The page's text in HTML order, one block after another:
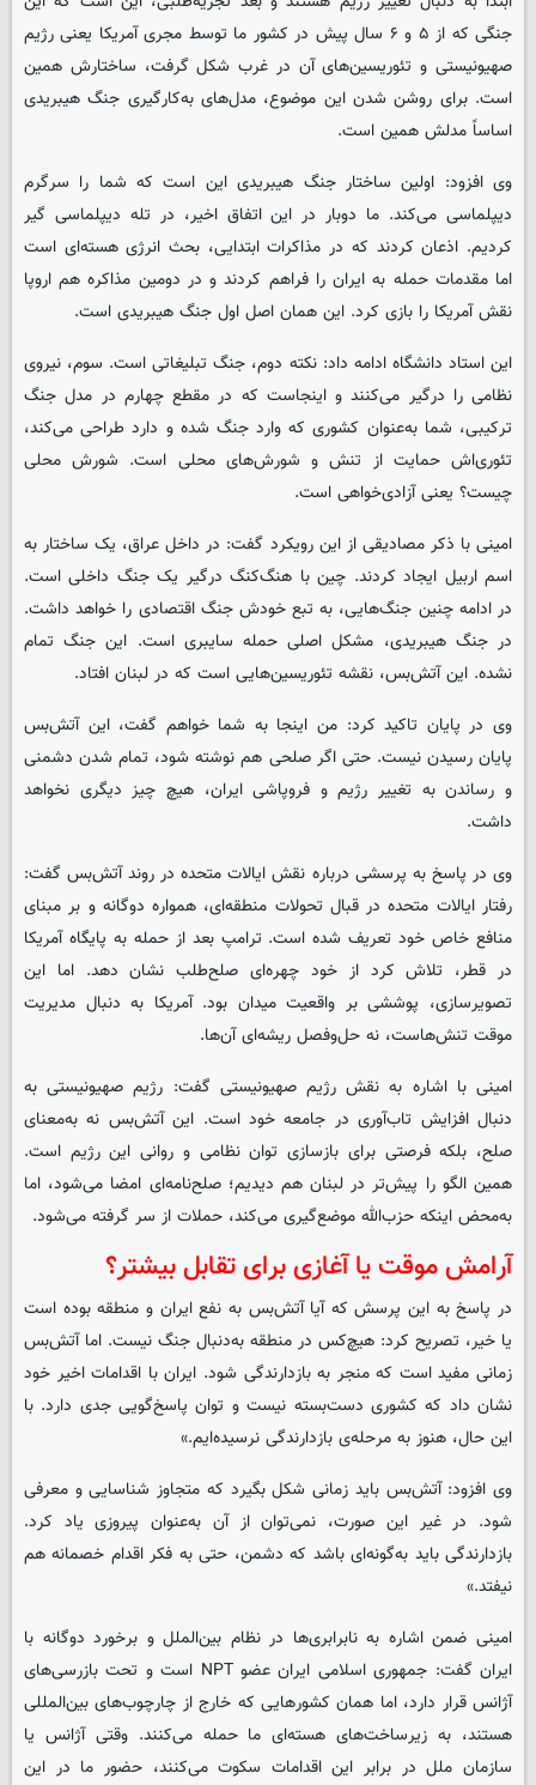
جنگی که از ۵ و ۶ سال پیش در کشور ما توسط مجری آمریکا یعنی رژیم
صهیونیستی و تئوریسین‌های آن در غرب شکل گرفت، ساختارش همین
است. برای روشن شدن این موضوع، مدل‌های به‌کارگیری جنگ هیبریدی
اساساً مدلش همین است.
وی افزود: اولین ساختار جنگ هیبریدی این است که شما را سرگرم
دیپلماسی می‌کند. ما دوبار در این اتفاق اخیر، در تله دیپلماسی گیر
کردیم. اذعان کردند که در مذاکرات ابتدایی، بحث انرژی هسته‌ای است
اما مقدمات حمله به ایران را فراهم کردند و در دومین مذاکره هم اروپا
نقش آمریکا را بازی کرد. این همان اصل اول جنگ هیبریدی است.
این استاد دانشگاه ادامه داد: نکته دوم، جنگ تبلیغاتی است. سوم، نیروی
نظامی را درگیر می‌کنند و اینجاست که در مقطع چهارم در مدل جنگ
ترکیبی، شما به‌عنوان کشوری که وارد جنگ شده و دارد طراحی می‌کند،
تئوری‌اش حمایت از تنش و شورش‌های محلی است. شورش محلی
چیست؟ یعنی آزادی‌خواهی است.
امینی با ذکر مصادیقی از این رویکرد گفت: در داخل عراق، یک ساختار به
اسم اربیل ایجاد کردند. چین با هنگ‌کنگ درگیر یک جنگ داخلی است.
در ادامه چنین جنگ‌هایی، به تبع خودش جنگ اقتصادی را خواهد داشت.
در جنگ هیبریدی، مشکل اصلی حمله سایبری است. این جنگ تمام
نشده. این آتش‌بس، نقشه تئوریسین‌هایی است که در لبنان افتاد.
وی در پایان تاکید کرد: من اینجا به شما خواهم گفت، این آتش‌بس
پایان رسیدن نیست. حتی اگر صلحی هم نوشته شود، تمام شدن دشمنی
و رساندن به تغییر رژیم و فروپاشی ایران، هیچ چیز دیگری نخواهد
داشت.
وی در پاسخ به پرسشی درباره نقش ایالات متحده در روند آتش‌بس گفت:
رفتار ایالات متحده در قبال تحولات منطقه‌ای، همواره دوگانه و بر مبنای
منافع خاص خود تعریف شده است. ترامپ بعد از حمله به پایگاه آمریکا
در قطر، تلاش کرد از خود چهره‌ای صلح‌طلب نشان دهد. اما این
تصویرسازی، پوششی بر واقعیت میدان بود. آمریکا به دنبال مدیریت
موقت تنش‌هاست، نه حل‌وفصل ریشه‌ای آن‌ها.
امینی با اشاره به نقش رژیم صهیونیستی گفت: رژیم صهیونیستی به
دنبال افزایش تاب‌آوری در جامعه خود است. این آتش‌بس نه به‌معنای
صلح، بلکه فرصتی برای بازسازی توان نظامی و روانی این رژیم است.
همین الگو را پیش‌تر در لبنان هم دیدیم؛ صلح‌نامه‌ای امضا می‌شود، اما
به‌محض اینکه حزب‌الله موضع‌گیری می‌کند، حملات از سر گرفته می‌شود.
آرامش موقت یا آغازی برای تقابل بیشتر؟
در پاسخ به این پرسش که آیا آتش‌بس به نفع ایران و منطقه بوده است
یا خیر، تصریح کرد: هیچ‌کس در منطقه به‌دنبال جنگ نیست. اما آتش‌بس
زمانی مفید است که منجر به بازدارندگی شود. ایران با اقدامات اخیر خود
نشان داد که کشوری دست‌بسته نیست و توان پاسخ‌گویی جدی دارد. با
این حال، هنوز به مرحله‌ی بازدارندگی نرسیده‌ایم.»
وی افزود: آتش‌بس باید زمانی شکل بگیرد که متجاوز شناسایی و معرفی
شود. در غیر این صورت، نمی‌توان از آن به‌عنوان پیروزی یاد کرد.
بازدارندگی باید به‌گونه‌ای باشد که دشمن، حتی به فکر اقدام خصمانه هم
نیفتد.»
امینی ضمن اشاره به نابرابری‌ها در نظام بین‌الملل و برخورد دوگانه با
ایران گفت: جمهوری اسلامی ایران عضو NPT است و تحت بازرسی‌های
آژانس قرار دارد، اما همان کشورهایی که خارج از چارچوب‌های بین‌المللی
هستند، به زیرساخت‌های هسته‌ای ما حمله می‌کنند. وقتی آژانس یا
سازمان ملل در برابر این اقدامات سکوت می‌کنند، حضور ما در این